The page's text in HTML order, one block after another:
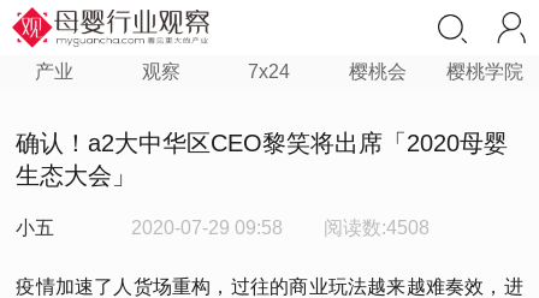
产业 观察 7x24 樱桃会 樱桃学院
确认！a2大中华区CEO黎笑将出席「2020母婴
生态大会」
小五 2020-07-29 09:58 阅读数:4508
疫情加速了人货场重构，过往的商业玩法越来越难奏效，进